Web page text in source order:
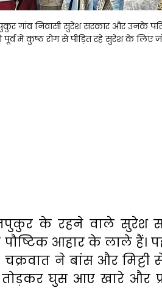
गांव निवासी सुरेश सरकार और उनके
पूर्व में कुष्ठ रोग से पीड़ित रहे सुरेश के लिए
के रहने वाले सुरेश
पौष्टिक आहार के लाले हैं।
चक्रवात ने बांस और
घुस आए खारे और